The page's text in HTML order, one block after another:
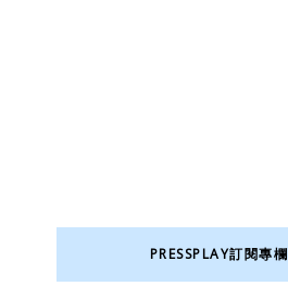
PRESSPLAY訂閱專欄